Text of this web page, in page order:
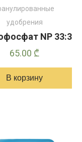
удобрения
NP 33:3
65.00 ₾
В корзину